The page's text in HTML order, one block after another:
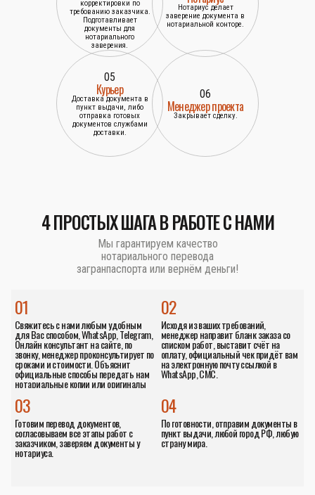
корректировки по
требованию заказчика.
Подготавливает
документы для
нотариального
заверения.
Нотариус делает
заверение документа в
нотариальной конторе.
05
Курьер
Доставка документа в
пункт выдачи, либо
отправка готовых
документов службами
доставки.
06
Менеджер проекта
Закрывает сделку.
4 ПРОСТЫХ ШАГА В РАБОТЕ С НАМИ
Мы гарантируем качество
нотариального перевода
загранпаспорта или вернём деньги!
01
Свяжитесь с нами любым удобным
для Вас способом, WhatsApp, Telegram,
Онлайн консультант на сайте, по
звонку, менеджер проконсультирует по
сроками и стоимости. Объяснит
официальные способы передать нам
нотариальные копии или оригиналы
02
Исходя из ваших требований,
менеджер направит бланк заказа со
списком работ, выставит счёт на
оплату, официальный чек придёт вам
на электронную почту ссылкой в
WhatsApp, СМС.
04
По готовности, отправим документы в
пункт выдачи, любой город РФ, любую
страну мира.
03
Готовим перевод документов,
согласовываем все этапы работ с
заказчиком, заверяем документы у
нотариуса.